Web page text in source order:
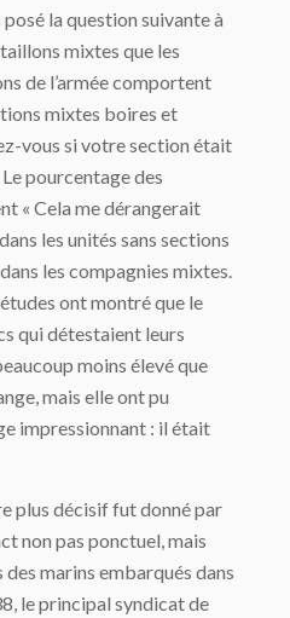
la question suivante à
mixtes que les
de l’armée comportent
mixtes boires et
vous si votre section était
pourcentage des
« Cela me dérangerait
les unités sans sections
les compagnies mixtes.
ont montré que le
qui détestaient leurs
moins élevé que
mais elle ont pu
impressionnant : il était
plus décisif fut donné par
non pas ponctuel, mais
marins embarqués dans
le principal syndicat de